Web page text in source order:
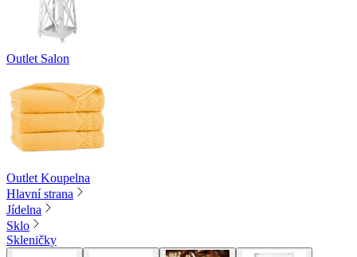
Outlet Salon
Outlet Koupelna
Hlavní strana
Jídelna
Sklo
Skleničky